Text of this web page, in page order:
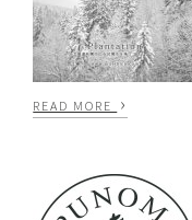
READ MORE ›